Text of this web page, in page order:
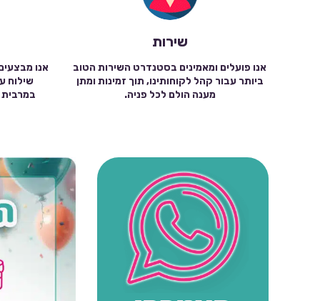
שירות
אנו פועלים ומאמינים בסטנדרט השירות הטוב
ביותר עבור קהל לקוחותינו, תוך זמינות ומתן
מענה הולם לכל פניה.
אנו